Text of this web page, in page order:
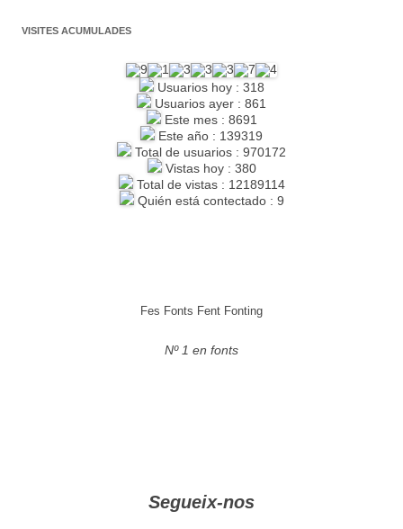
VISITES ACUMULADES
Usuarios hoy : 318
Usuarios ayer : 861
Este mes : 8691
Este año : 139319
Total de usuarios : 970172
Vistas hoy : 380
Total de vistas : 12189114
Quién está contectado : 9
Fes Fonts Fent Fonting
Nº 1 en fonts
Segueix-nos